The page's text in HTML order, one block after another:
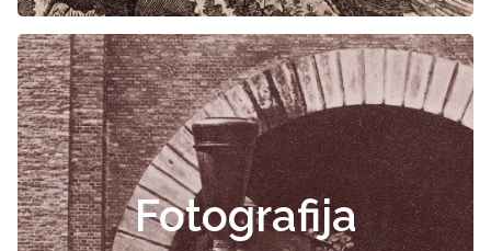
Fotografija